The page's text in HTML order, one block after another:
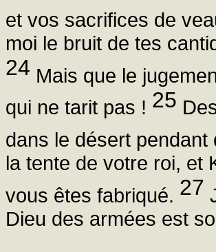
et vos sacrifices de
moi le bruit de tes
24 Mais que le
qui ne tarit pas ! 25
dans le désert
la tente de votre roi, et
vous êtes fabriqué. 27
Dieu des armées est